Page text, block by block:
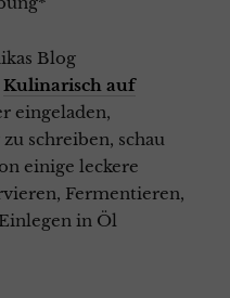
Blog
Kulinarisch auf
eingeladen,
schreiben, schau
einige leckere
Fermentieren,
in Öl